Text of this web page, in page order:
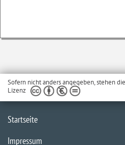
Sofern nicht anders angegeben, stehen
Lizenz
Startseite
Impressum